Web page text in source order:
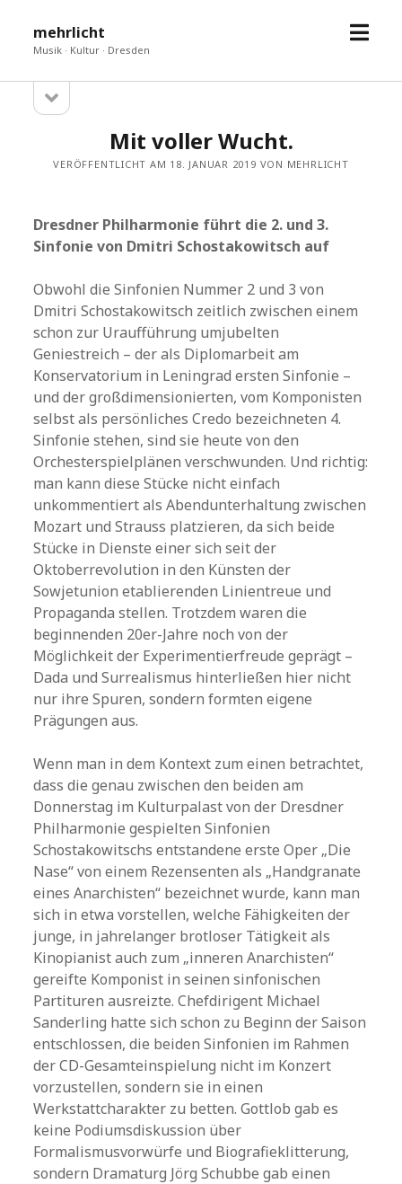
mehrlicht
Musik · Kultur · Dresden
Menü
Sidebar
öffnen
Mit voller Wucht.
VERÖFFENTLICHT AM 18. JANUAR 2019 VON MEHRLICHT
Dresdner Philharmonie führt die 2. und 3.
Sinfonie von Dmitri Schostakowitsch auf
Obwohl die Sinfonien Nummer 2 und 3 von
Dmitri Schostakowitsch zeitlich zwischen einem
schon zur Uraufführung umjubelten
Geniestreich – der als Diplomarbeit am
Konservatorium in Leningrad ersten Sinfonie –
und der großdimensionierten, vom Komponisten
selbst als persönliches Credo bezeichneten 4.
Sinfonie stehen, sind sie heute von den
Orchesterspielplänen verschwunden. Und richtig:
man kann diese Stücke nicht einfach
unkommentiert als Abendunterhaltung zwischen
Mozart und Strauss platzieren, da sich beide
Stücke in Dienste einer sich seit der
Oktoberrevolution in den Künsten der
Sowjetunion etablierenden Linientreue und
Propaganda stellen. Trotzdem waren die
beginnenden 20er-Jahre noch von der
Möglichkeit der Experimentierfreude geprägt –
Dada und Surrealismus hinterließen hier nicht
nur ihre Spuren, sondern formten eigene
Prägungen aus.
Wenn man in dem Kontext zum einen betrachtet,
dass die genau zwischen den beiden am
Donnerstag im Kulturpalast von der Dresdner
Philharmonie gespielten Sinfonien
Schostakowitschs entstandene erste Oper „Die
Nase“ von einem Rezensenten als „Handgranate
eines Anarchisten“ bezeichnet wurde, kann man
sich in etwa vorstellen, welche Fähigkeiten der
junge, in jahrelanger brotloser Tätigkeit als
Kinopianist auch zum „inneren Anarchisten“
gereifte Komponist in seinen sinfonischen
Partituren ausreizte. Chefdirigent Michael
Sanderling hatte sich schon zu Beginn der Saison
entschlossen, die beiden Sinfonien im Rahmen
der CD-Gesamteinspielung nicht im Konzert
vorzustellen, sondern sie in einen
Werkstattcharakter zu betten. Gottlob gab es
keine Podiumsdiskussion über
Formalismusvorwürfe und Biografieklitterung,
sondern Dramaturg Jörg Schubbe gab einen